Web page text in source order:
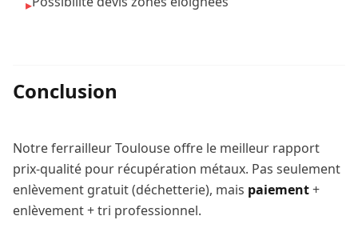
▸
Conclusion
Notre ferrailleur Toulouse offre le meilleur rapport
prix-qualité pour récupération métaux. Pas seulement
enlèvement gratuit (déchetterie), mais paiement+
enlèvement + tri professionnel.